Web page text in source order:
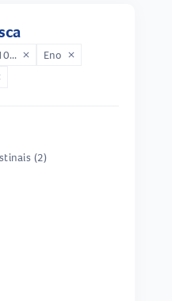
close Eno close
(2)